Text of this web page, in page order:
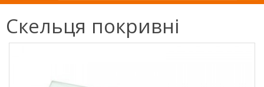
Скельця покривні